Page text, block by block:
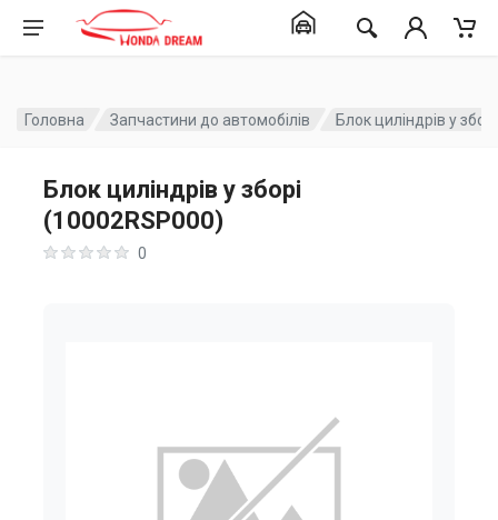
Головна Запчастини до автомобілів Блок циліндрів у
Блок циліндрів у зборі
(10002RSP000)
0